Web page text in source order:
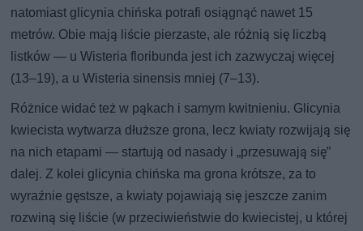
natomiast glicynia chińska potrafi osiągnąć nawet 15
metrów. Obie mają liście pierzaste, ale różnią się liczbą
listków — u Wisteria floribunda jest ich zazwyczaj więcej
(13–19), a u Wisteria sinensis mniej (7–13).
Różnice widać też w pąkach i samym kwitnieniu. Glicynia
kwiecista wytwarza dłuższe grona, lecz kwiaty rozwijają się
na nich etapami — startują od nasady i „przesuwają się”
dalej. Z kolei glicynia chińska ma grona krótsze, za to
wyraźnie gęstsze, a kwiaty pojawiają się jeszcze zanim
rozwiną się liście (w przeciwieństwie do kwiecistej, u której